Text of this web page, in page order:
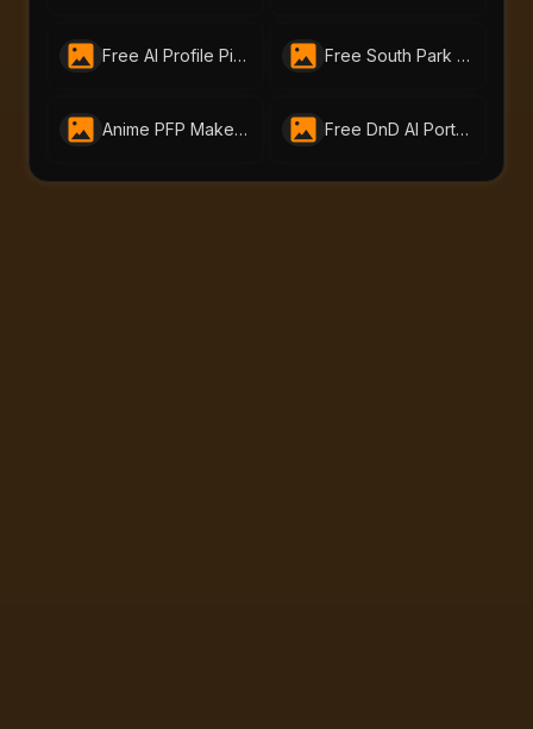
Free AI Profile Picture Generator | AI Portraits - Create Stunning Headshots Instantly Free South Park Character Creator – Instantly Make South Park Avatars | AI-Portraits.org
Anime PFP Maker – Free Avatar Generator by ai-portraits.org Free DnD AI Portrait Generator – Create Custom DnD Charactor | ai-portraits.org